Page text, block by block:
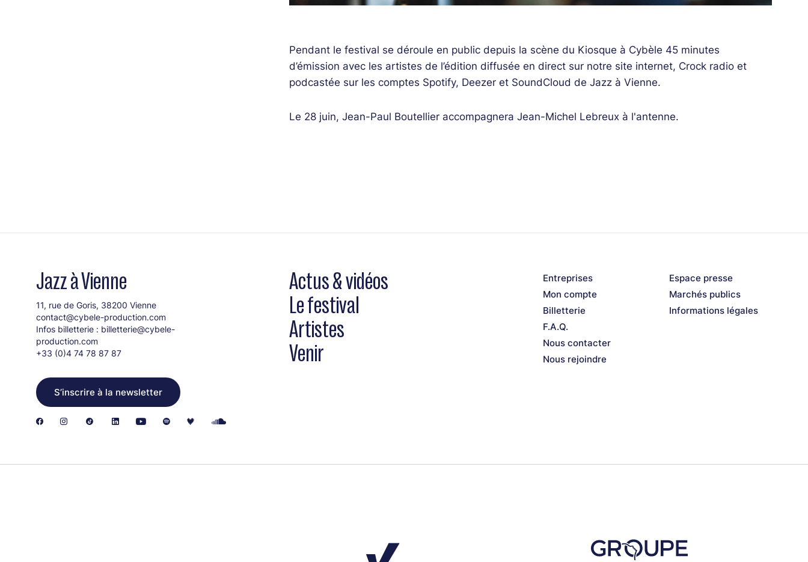
Pendant le festival se déroule en public depuis la scène du Kiosque à Cybèle 45 minutes
d’émission avec les artistes de l’édition diffusée en direct sur notre site internet, Crock radio et
podcastée sur les comptes Spotify, Deezer et SoundCloud de Jazz à Vienne.
Le 28 juin, Jean-Paul Boutellier accompagnera Jean-Michel Lebreux à l'antenne.
Jazz à Vienne
11, rue de Goris, 38200 Vienne
contact@cybele-production.com
Infos billetterie : billetterie@cybele-
production.com
+33 (0)4 74 78 87 87
S’inscrire à la newsletter
Actus & vidéos
Le festival
Artistes
Venir
Entreprises
Mon compte
Billetterie
F.A.Q.
Nous contacter
Nous rejoindre
Espace presse
Marchés publics
Informations légales